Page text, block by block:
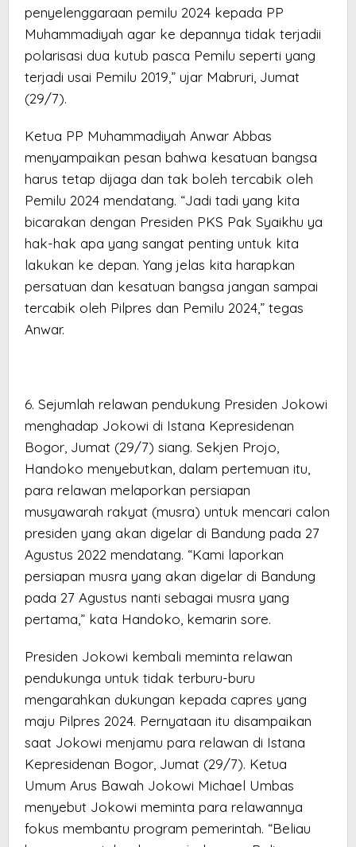
penyelenggaraan pemilu 2024 kepada PP
Muhammadiyah agar ke depannya tidak terjadii
polarisasi dua kutub pasca Pemilu seperti yang
terjadi usai Pemilu 2019,” ujar Mabruri, Jumat
(29/7).
Ketua PP Muhammadiyah Anwar Abbas
menyampaikan pesan bahwa kesatuan bangsa
harus tetap dijaga dan tak boleh tercabik oleh
Pemilu 2024 mendatang. “Jadi tadi yang kita
bicarakan dengan Presiden PKS Pak Syaikhu ya
hak-hak apa yang sangat penting untuk kita
lakukan ke depan. Yang jelas kita harapkan
persatuan dan kesatuan bangsa jangan sampai
tercabik oleh Pilpres dan Pemilu 2024,” tegas
Anwar.
6. Sejumlah relawan pendukung Presiden Jokowi
menghadap Jokowi di Istana Kepresidenan
Bogor, Jumat (29/7) siang. Sekjen Projo,
Handoko menyebutkan, dalam pertemuan itu,
para relawan melaporkan persiapan
musyawarah rakyat (musra) untuk mencari calon
presiden yang akan digelar di Bandung pada 27
Agustus 2022 mendatang. “Kami laporkan
persiapan musra yang akan digelar di Bandung
pada 27 Agustus nanti sebagai musra yang
pertama,” kata Handoko, kemarin sore.
Presiden Jokowi kembali meminta relawan
pendukunga untuk tidak terburu-buru
mengarahkan dukungan kepada capres yang
maju Pilpres 2024. Pernyataan itu disampaikan
saat Jokowi menjamu para relawan di Istana
Kepresidenan Bogor, Jumat (29/7). Ketua
Umum Arus Bawah Jokowi Michael Umbas
menyebut Jokowi meminta para relawannya
fokus membantu program pemerintah. “Beliau